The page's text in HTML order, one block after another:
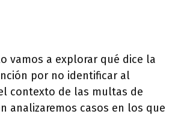
vamos a explorar qué dice la
por no identificar al
contexto de las multas de
analizaremos casos en los que